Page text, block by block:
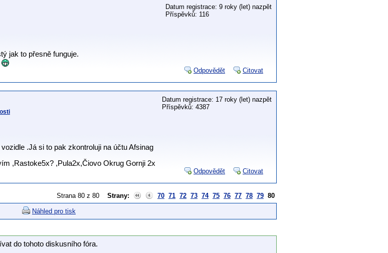
Datum registrace: 9 roky (let) nazpět
Příspěvků: 116
jak to přesně funguje.
Odpovědět Citovat
Datum registrace: 17 roky (let) nazpět
Příspěvků: 4387
.Já si to pak zkontroluji na účtu Afsinag
,Rastoke5x? ,Pula2x,Čiovo Okrug Gornji 2x
Odpovědět Citovat
Strana 80 z 80 Strany: 70 71 72 73 74 75 76 77 78 79 80
Náhled pro tisk
do tohoto diskusního fóra.